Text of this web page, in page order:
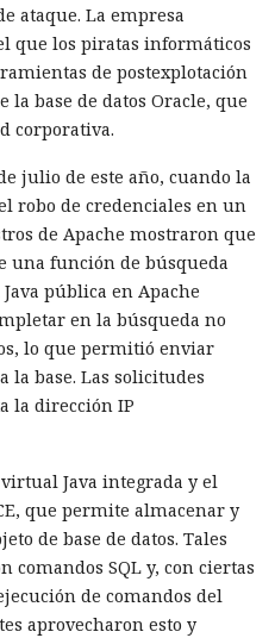
ataque. La empresa
que los piratas informáticos
de postexplotación
base de datos Oracle, que
corporativa.
julio de este año, cuando la
robo de credenciales en un
de Apache mostraron que
una función de búsqueda
pública en Apache
en la búsqueda no
lo que permitió enviar
la base. Las solicitudes
la dirección IP
Java integrada y el
que permite almacenar y
de base de datos. Tales
comandos SQL y, con ciertas
de comandos del
aprovecharon esto y